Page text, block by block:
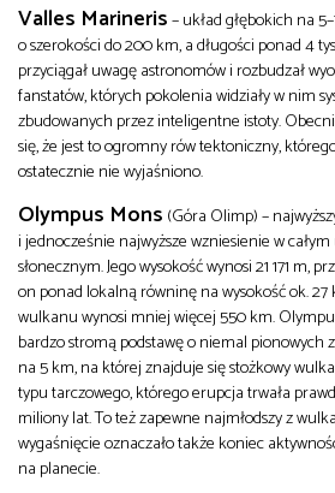
Valles Marineris– układ głębokich na
o szerokości do 200 km, a długości ponad 4
przyciągał uwagę astronomów i rozbudzał
fanstatów, których pokolenia widziały w nim
zbudowanych przez inteligentne istoty.
się, że jest to ogromny rów tektoniczny,
ostatecznie nie wyjaśniono.
Olympus Mons (Góra Olimp) –
i jednocześnie najwyższe wzniesienie w całym
słonecznym. Jego wysokość wynosi 21 171 m,
on ponad lokalną równinę na wysokość ok. 27
wulkanu wynosi mniej więcej 550 km.
bardzo stromą podstawę o niemal pionowych
na 5 km, na której znajduje się stożkowy
typu tarczowego, którego erupcja trwała
miliony lat. To też zapewne najmłodszy z
wygaśnięcie oznaczało także koniec
na planecie.